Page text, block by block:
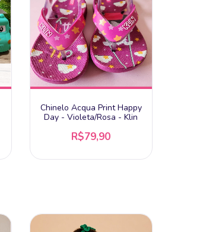
Chinelo Acqua Print Happy
Day - Violeta/Rosa - Klin
R$79,90